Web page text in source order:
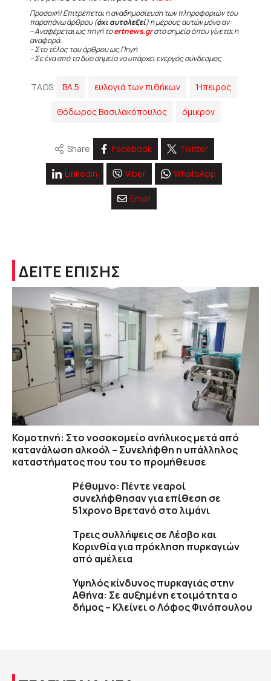
Προσοχή! Επιτρέπεται η αναδημοσίευση των πληροφοριών του
παραπάνω άρθρου (όχι αυτολεξεί) ή μέρους αυτών μόνο αν:
– Αναφέρεται ως πηγή τοertnews.grστο σημείο όπου γίνεται η
αναφορά.
– Στο τέλος του άρθρου ως Πηγή
– Σε ένα από τα δύο σημεία να υπάρχει ενεργός σύνδεσμος
TAGS ΒΑ.5 ευλογιά των πιθήκων Ήπειρος
Θόδωρος Βασιλακόπουλος όμικρον
Share Facebook Twitter
Linkedin Viber WhatsApp
Email
ΔΕΙΤΕ ΕΠΙΣΗΣ
Κομοτηνή: Στο νοσοκομείο ανήλικος μετά από
κατανάλωση αλκοόλ – Συνελήφθη η υπάλληλος
καταστήματος που του το προμήθευσε
Ρέθυμνο: Πέντε νεαροί
συνελήφθησαν για επίθεση σε
51χρονο Βρετανό στο λιμάνι
Τρεις συλλήψεις σε Λέσβο και
Κορινθία για πρόκληση πυρκαγιών
από αμέλεια
Υψηλός κίνδυνος πυρκαγιάς στην
Αθήνα: Σε αυξημένη ετοιμότητα ο
δήμος – Κλείνει ο Λόφος Φινόπουλου